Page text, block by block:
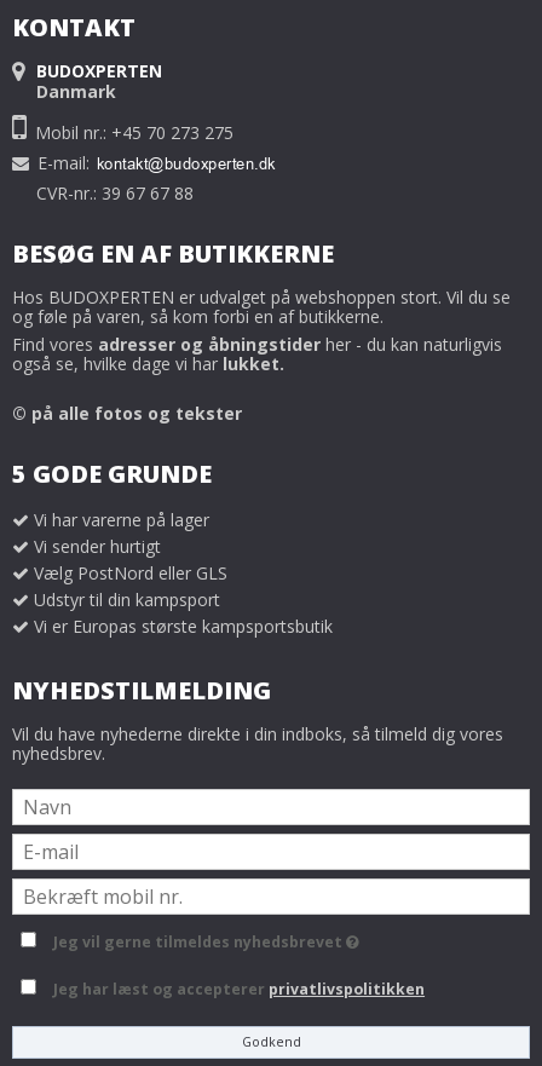
KONTAKT
BUDOXPERTEN
Danmark
Mobil nr.: +45 70 273 275
E-mail:
CVR-nr.: 39 67 67 88
BESØG EN AF BUTIKKERNE
Hos BUDOXPERTEN er udvalget på webshoppen stort. Vil du se
og føle på varen, så kom forbi en af butikkerne.
Find vores adresser og åbningstider her - du kan naturligvis
også se, hvilke dage vi har lukket.
© på alle fotos og tekster
5 GODE GRUNDE
Vi har varerne på lager
Vi sender hurtigt
Vælg PostNord eller GLS
Udstyr til din kampsport
Vi er Europas største kampsportsbutik
NYHEDSTILMELDING
Vil du have nyhederne direkte i din indboks, så tilmeld dig vores
nyhedsbrev.
Jeg vil gerne tilmeldes nyhedsbrevet
Jeg har læst og accepterer privatlivspolitikken
Godkend